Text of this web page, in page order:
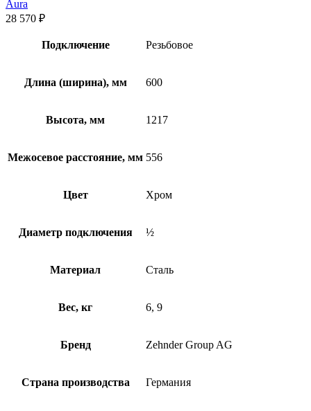
Aura
28 570 ₽
Подключение Резьбовое
Длина (ширина), мм 600
Высота, мм 1217
Межосевое расстояние, мм 556
Цвет Хром
Диаметр подключения ½
Материал Сталь
Вес, кг 6, 9
Бренд Zehnder Group AG
Страна производства Германия